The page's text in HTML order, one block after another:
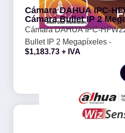
Cámara DAHUA IPC-
Cámara Bullet IP 2
Cámara DAHUA IPC-
Bullet IP 2 Megapíxeles -
$1,183.73 + IVA